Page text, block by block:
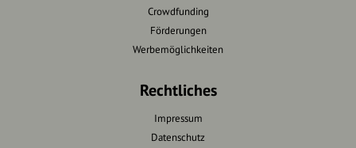
Crowdfunding
Förderungen
Werbemöglichkeiten
Rechtliches
Impressum
Datenschutz